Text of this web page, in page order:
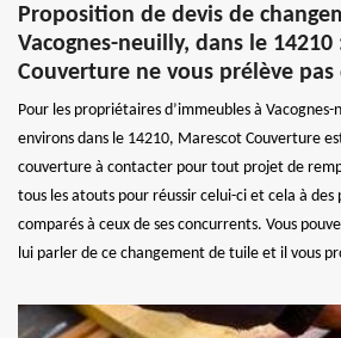
Proposition de devis de
Vacognes-neuilly, dans le
Couverture ne vous prélève pas
Pour les propriétaires d’immeubles à Vacognes-
environs dans le 14210, Marescot Couverture
couverture à contacter pour tout projet de
tous les atouts pour réussir celui-ci et cela à des
comparés à ceux de ses concurrents. Vous
lui parler de ce changement de tuile et il vous